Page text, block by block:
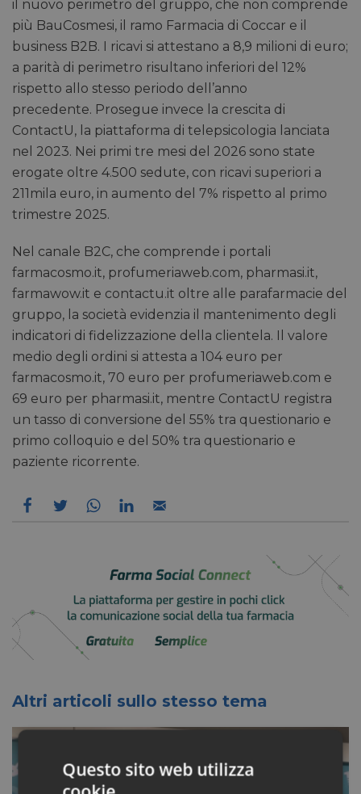
il nuovo perimetro del gruppo, che non comprende
più BauCosmesi, il ramo Farmacia di Coccar e il
business B2B. I ricavi si attestano a 8,9 milioni di euro;
a parità di perimetro risultano inferiori del 12%
rispetto allo stesso periodo dell’anno
precedente. Prosegue invece la crescita di
ContactU, la piattaforma di telepsicologia lanciata
nel 2023. Nei primi tre mesi del 2026 sono state
erogate oltre 4.500 sedute, con ricavi superiori a
211mila euro, in aumento del 7% rispetto al primo
trimestre 2025.
Nel canale B2C, che comprende i portali
farmacosmo.it, profumeriaweb.com, pharmasi.it,
farmawow.it e contactu.it oltre alle parafarmacie del
gruppo, la società evidenzia il mantenimento degli
indicatori di fidelizzazione della clientela. Il valore
medio degli ordini si attesta a 104 euro per
farmacosmo.it, 70 euro per profumeriaweb.com e
69 euro per pharmasi.it, mentre ContactU registra
un tasso di conversione del 55% tra questionario e
primo colloquio e del 50% tra questionario e
paziente ricorrente.
Altri articoli sullo stesso tema
Questo sito web utilizza